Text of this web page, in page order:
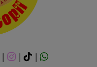
| |
|